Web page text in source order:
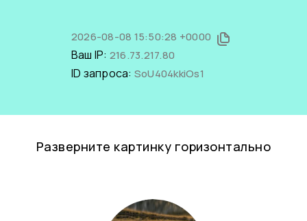
2026-08-08 15:50:28 +0000
Ваш IP: 216.73.217.80
ID запроса: SoU404kkiOs1
Разверните картинку горизонтально